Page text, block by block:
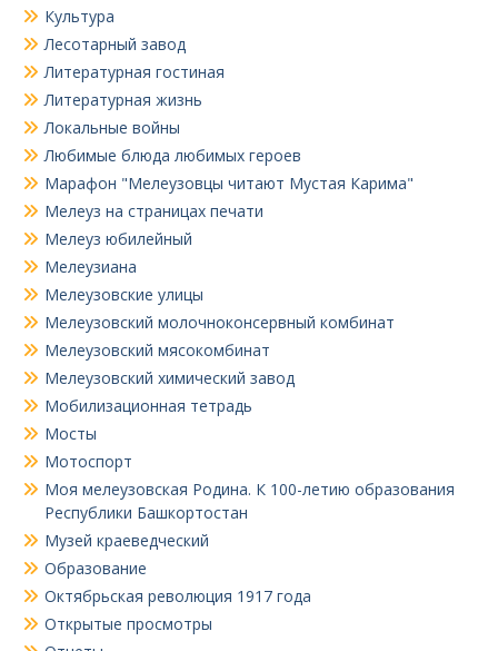
Культура
Лесотарный завод
Литературная гостиная
Литературная жизнь
Локальные войны
Любимые блюда любимых героев
Марафон "Мелеузовцы читают Мустая Карима"
Мелеуз на страницах печати
Мелеуз юбилейный
Мелеузиана
Мелеузовские улицы
Мелеузовский молочноконсервный комбинат
Мелеузовский мясокомбинат
Мелеузовский химический завод
Мобилизационная тетрадь
Мосты
Мотоспорт
Моя мелеузовская Родина. К 100-летию образования
Республики Башкортостан
Музей краеведческий
Образование
Октябрьская революция 1917 года
Открытые просмотры